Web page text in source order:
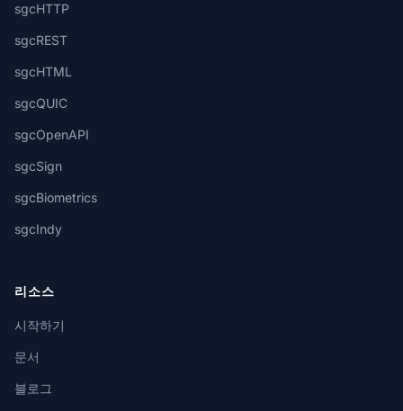
sgcHTTP
sgcREST
sgcHTML
sgcQUIC
sgcOpenAPI
sgcSign
sgcBiometrics
sgcIndy
리소스
시작하기
문서
블로그